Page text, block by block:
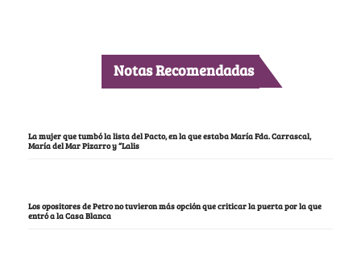
Notas Recomendadas
La mujer que tumbó la lista del Pacto, en la que estaba María Fda. Carrascal,
María del Mar Pizarro y “Lalis
Los opositores de Petro no tuvieron más opción que criticar la puerta por la que
entró a la Casa Blanca